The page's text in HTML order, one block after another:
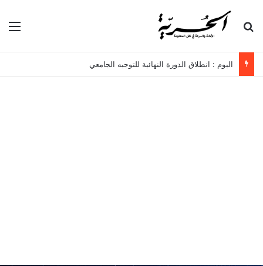
بحث عن
اليوم : انطلاق الدورة النهائية للتوجيه الجامعي